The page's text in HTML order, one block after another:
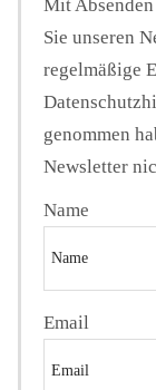
Mit Absenden
Sie unseren
regelmäßige
genommen
Newsletter
Name
Email